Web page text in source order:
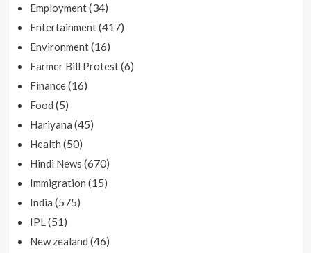
Employment(34)
Entertainment(417)
Environment(16)
Farmer Bill Protest(6)
Finance(16)
Food (5)
Hariyana (45)
Health (50)
Hindi News (670)
Immigration (15)
India (575)
IPL(51)
New zealand (46)